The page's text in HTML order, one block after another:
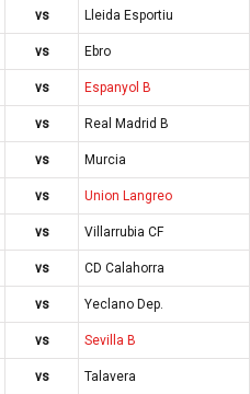
vs
Lleida Esportiu
vs
Ebro
vs
Espanyol B
vs
Real Madrid B
vs
Murcia
vs
Union Langreo
vs
Villarrubia CF
vs
CD Calahorra
vs
Yeclano Dep.
vs
Sevilla B
vs
Talavera